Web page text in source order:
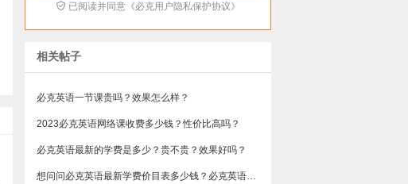
 已阅读并同意《必克用户隐私保护协议》
相关帖子
必克英语一节课贵吗？效果怎么样？
2023必克英语网络课收费多少钱？性价比高吗？
必克英语最新的学费是多少？贵不贵？效果好吗？
想问问必克英语最新学费价目表多少钱？必克英语怎么样？